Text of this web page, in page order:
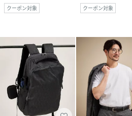
クーポン対象
クーポン対象